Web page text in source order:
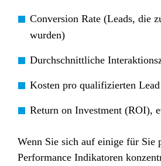
Conversion Rate (Leads, die
wurden)
Durchschnittliche
Kosten pro qualifizierten Lead
Return on Investment (ROI),
Wenn Sie sich auf einige für Sie
Performance Indikatoren